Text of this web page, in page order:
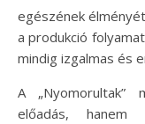
egészének
a produkció
mindig izgalmas és
A „Nyomorultak”
előadás, hanem